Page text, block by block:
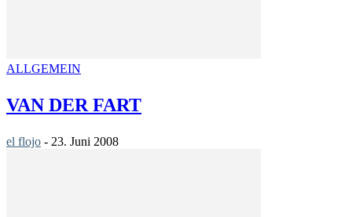
ALLGEMEIN
VAN DER FART
el flojo - 23. Juni 2008